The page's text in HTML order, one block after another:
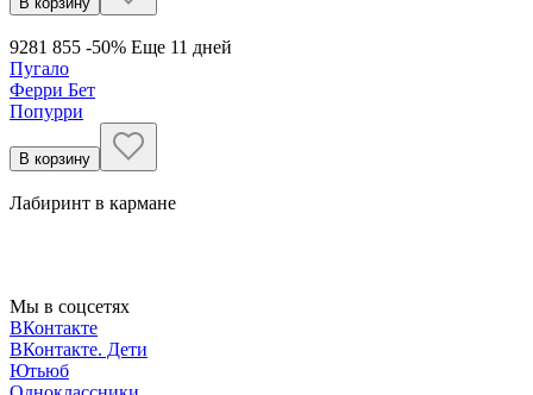
9281 855 -50% Еще 11 дней
Пугало
Ферри Бет
Попурри
В корзину
Лабиринт в кармане
Мы в соцсетях
ВКонтакте
ВКонтакте. Дети
Ютьюб